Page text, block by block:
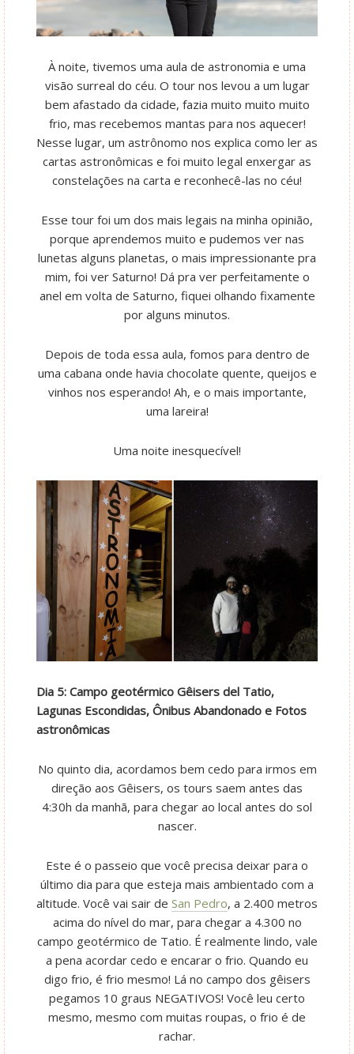
À noite, tivemos uma aula de astronomia e uma
visão surreal do céu. O tour nos levou a um lugar
bem afastado da cidade, fazia muito muito muito
frio, mas recebemos mantas para nos aquecer!
Nesse lugar, um astrônomo nos explica como ler as
cartas astronômicas e foi muito legal enxergar as
constelações na carta e reconhecê-las no céu!
Esse tour foi um dos mais legais na minha opinião,
porque aprendemos muito e pudemos ver nas
lunetas alguns planetas, o mais impressionante pra
mim, foi ver Saturno! Dá pra ver perfeitamente o
anel em volta de Saturno, fiquei olhando fixamente
por alguns minutos.
Depois de toda essa aula, fomos para dentro de
uma cabana onde havia chocolate quente, queijos e
vinhos nos esperando! Ah, e o mais importante,
uma lareira!
Uma noite inesquecível!
Dia 5: Campo geotérmico Gêisers del Tatio,
Lagunas Escondidas, Ônibus Abandonado e Fotos
astronômicas
No quinto dia, acordamos bem cedo para irmos em
direção aos Gêisers, os tours saem antes das
4:30h da manhã, para chegar ao local antes do sol
nascer.
Este é o passeio que você precisa deixar para o
último dia para que esteja mais ambientado com a
altitude. Você vai sair de San Pedro, a 2.400 metros
acima do nível do mar, para chegar a 4.300 no
campo geotérmico de Tatio. É realmente lindo, vale
a pena acordar cedo e encarar o frio. Quando eu
digo frio, é frio mesmo! Lá no campo dos gêisers
pegamos 10 graus NEGATIVOS! Você leu certo
mesmo, mesmo com muitas roupas, o frio é de
rachar.